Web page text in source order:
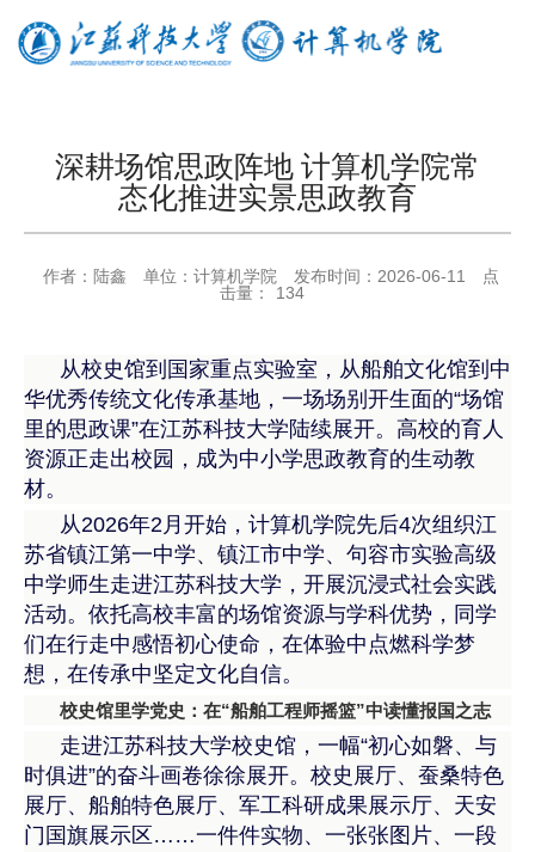
深耕场馆思政阵地 计算机学院常
态化推进实景思政教育
作者： 陆鑫 单位： 计算机学院 发布时间： 2026-06-11
点
击量：
134
从校史馆到国家重点实验室，从船舶文化馆到中
华优秀传统文化传承基地，一场场别开生面的“场馆
里的思政课”在江苏科技大学陆续展开。高校的育人
资源正走出校园，成为中小学思政教育的生动教
材。
从2026年2月开始，计算机学院先后4次组织江
苏省镇江第一中学、镇江市中学、句容市实验高级
中学师生走进江苏科技大学，开展沉浸式社会实践
活动。依托高校丰富的场馆资源与学科优势，同学
们在行走中感悟初心使命，在体验中点燃科学梦
想，在传承中坚定文化自信。
校史馆里学党史：在“船舶工程师摇篮”中读懂报国之志
走进江苏科技大学校史馆，一幅“初心如磐、与
时俱进”的奋斗画卷徐徐展开。校史展厅、蚕桑特色
展厅、船舶特色展厅、军工科研成果展示厅、天安
门国旗展示区……一件件实物、一张张图片、一段